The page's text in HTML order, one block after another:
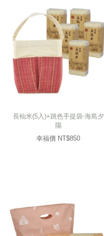
長秈米(5入)+跳色手提袋-海島夕
陽
幸福價 NT$850